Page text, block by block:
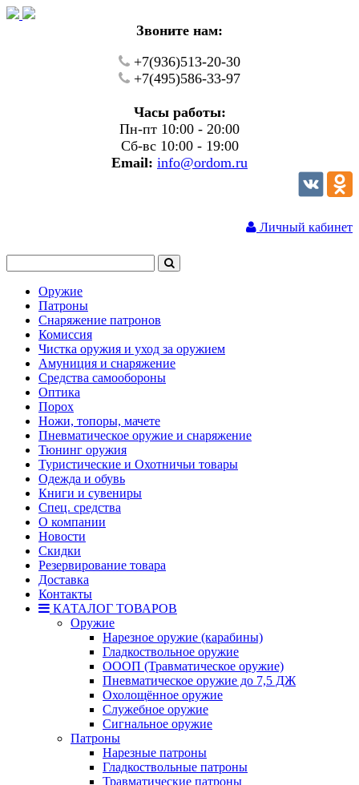
Звоните нам:
+7(936)513-20-30
+7(495)586-33-97
Часы работы:
Пн-пт 10:00 - 20:00
Сб-вс 10:00 - 19:00
Email: info@ordom.ru
Личный кабинет
Оружие
Патроны
Снаряжение патронов
Комиссия
Чистка оружия и уход за оружием
Амуниция и снаряжение
Средства самообороны
Оптика
Порох
Ножи, топоры, мачете
Пневматическое оружие и снаряжение
Тюнинг оружия
Туристические и Охотничьи товары
Одежда и обувь
Книги и сувениры
Спец. средства
О компании
Новости
Скидки
Резервирование товара
Доставка
Контакты
КАТАЛОГ ТОВАРОВ
Оружие
Нарезное оружие (карабины)
Гладкоствольное оружие
ОООП (Травматическое оружие)
Пневматическое оружие до 7,5 ДЖ
Охолощённое оружие
Служебное оружие
Сигнальное оружие
Патроны
Нарезные патроны
Гладкоствольные патроны
Травматические патроны